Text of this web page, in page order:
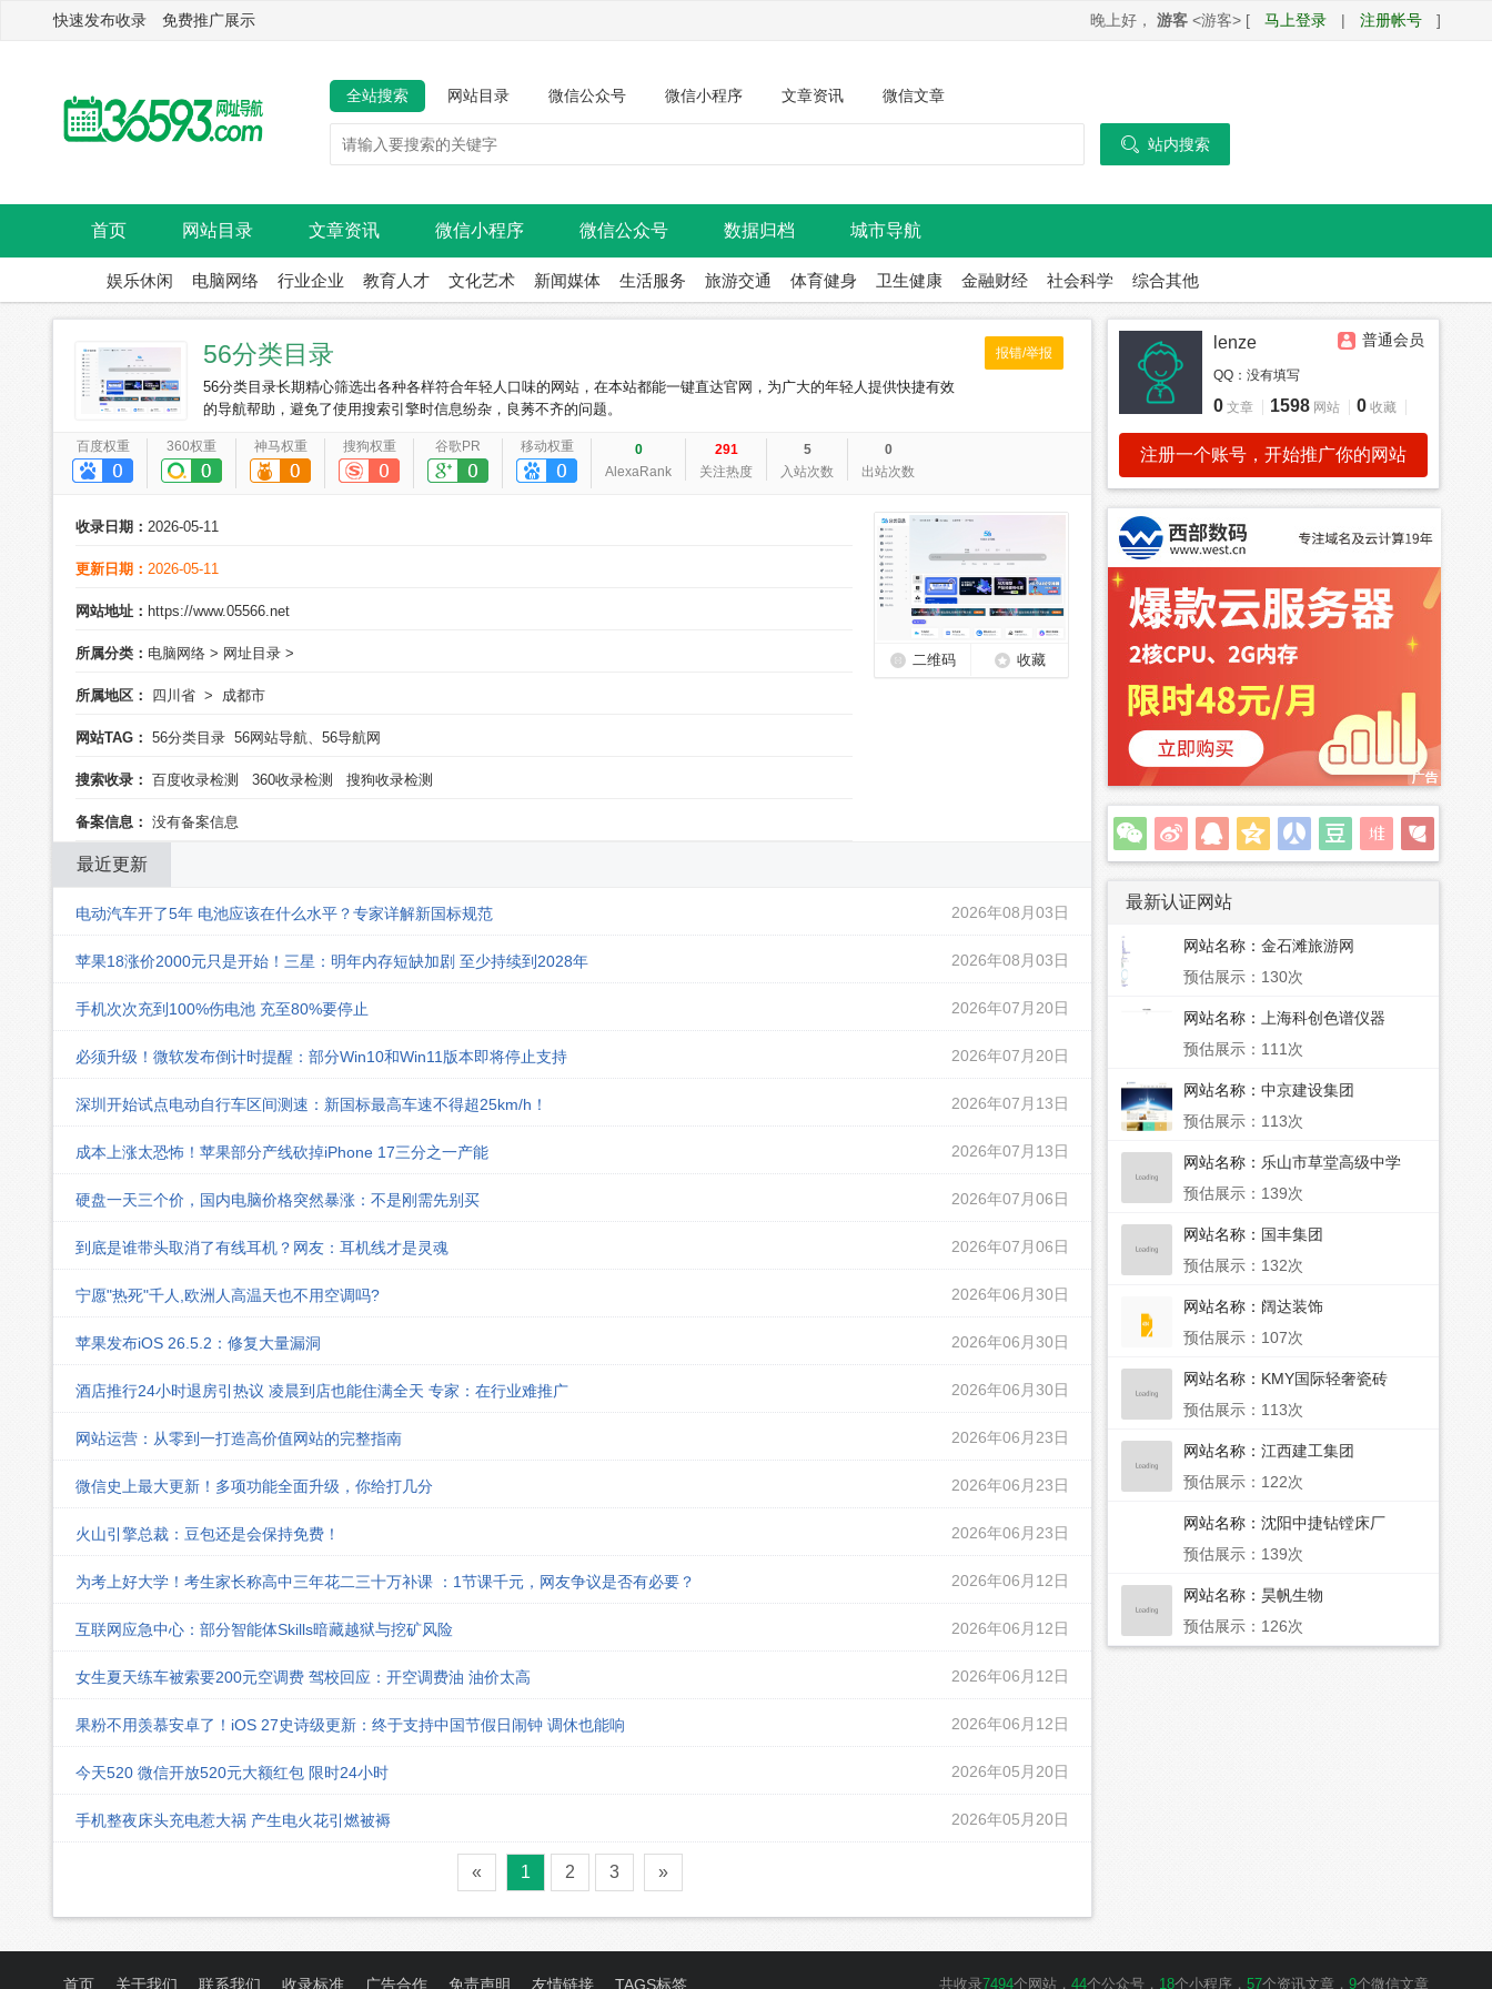
快速发布收录 免费推广展示 晚上好， 游客 <游客> [ 马上登录 | 注册帐号 ]
全站搜索 网站目录 微信公众号 微信小程序 文章资讯 微信文章
 站内搜索
首页 网站目录 文章资讯 微信小程序 微信公众号 数据归档 城市导航
娱乐休闲 电脑网络 行业企业 教育人才 文化艺术 新闻媒体 生活服务 旅游交通 体育健身 卫生健康 金融财经 社会科学 综合其他
56分类目录
56分类目录长期精心筛选出各种各样符合年轻人口味的网站，在本站都能一键直达官网，为广大的年轻人提供快捷有效
的导航帮助，避免了使用搜索引擎时信息纷杂，良莠不齐的问题。
报错/举报
百度权重 360权重 神马权重 搜狗权重 谷歌PR 移动权重
0
AlexaRank
291
关注热度
5
入站次数
0
出站次数
收录日期： 2026-05-11
更新日期： 2026-05-11
网站地址： https://www.05566.net
所属分类： 电脑网络 > 网址目录 >
所属地区： 四川省 > 成都市
网站TAG： 56分类目录 56网站导航、56导航网
搜索收录： 百度收录检测 360收录检测 搜狗收录检测
备案信息： 没有备案信息
二维码 收藏
最近更新
电动汽车开了5年 电池应该在什么水平？专家详解新国标规范 2026年08月03日
苹果18涨价2000元只是开始！三星：明年内存短缺加剧 至少持续到2028年 2026年08月03日
手机次次充到100%伤电池 充至80%要停止 2026年07月20日
必须升级！微软发布倒计时提醒：部分Win10和Win11版本即将停止支持 2026年07月20日
深圳开始试点电动自行车区间测速：新国标最高车速不得超25km/h！ 2026年07月13日
成本上涨太恐怖！苹果部分产线砍掉iPhone 17三分之一产能 2026年07月13日
硬盘一天三个价，国内电脑价格突然暴涨：不是刚需先别买 2026年07月06日
到底是谁带头取消了有线耳机？网友：耳机线才是灵魂 2026年07月06日
宁愿"热死"千人,欧洲人高温天也不用空调吗? 2026年06月30日
苹果发布iOS 26.5.2：修复大量漏洞 2026年06月30日
酒店推行24小时退房引热议 凌晨到店也能住满全天 专家：在行业难推广 2026年06月30日
网站运营：从零到一打造高价值网站的完整指南 2026年06月23日
微信史上最大更新！多项功能全面升级，你给打几分 2026年06月23日
火山引擎总裁：豆包还是会保持免费！ 2026年06月23日
为考上好大学！考生家长称高中三年花二三十万补课 ：1节课千元，网友争议是否有必要？ 2026年06月12日
互联网应急中心：部分智能体Skills暗藏越狱与挖矿风险 2026年06月12日
女生夏天练车被索要200元空调费 驾校回应：开空调费油 油价太高 2026年06月12日
果粉不用羡慕安卓了！iOS 27史诗级更新：终于支持中国节假日闹钟 调休也能响 2026年06月12日
今天520 微信开放520元大额红包 限时24小时 2026年05月20日
手机整夜床头充电惹大祸 产生电火花引燃被褥 2026年05月20日
« 1 2 3 »
lenze 普通会员
QQ： 没有填写
0 文章 1598 网站 0 收藏
注册一个账号，开始推广你的网站
最新认证网站
网站名称： 金石滩旅游网
预估展示：130次
网站名称：
上海科创色谱仪器
预估展示：111次
网站名称： 中京建设集团
预估展示：113次
网站名称： 乐山市草堂高级中学
预估展示：139次
网站名称： 国丰集团
预估展示：132次
网站名称： 阔达装饰
预估展示：107次
网站名称： KMY国际轻奢瓷砖
预估展示：113次
网站名称： 江西建工集团
预估展示：122次
网站名称： 沈阳中捷钻镗床厂
预估展示：139次
网站名称： 昊帆生物
预估展示：126次
共收录7494个网站， 44个公众号， 18个小程序， 57个资讯文章， 9个微信文章
首页 关于我们 联系我们 收录标准 广告合作 免责声明 友情链接 TAGS标签